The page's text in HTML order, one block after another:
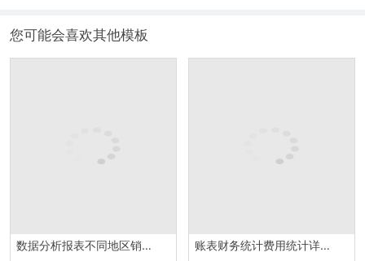
您可能会喜欢其他模板
数据分析报表不同地区销售对比分析Excel模板 账表财务统计费用统计详情财务记账管理系统Excel模板